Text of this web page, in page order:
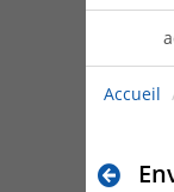
Accueil